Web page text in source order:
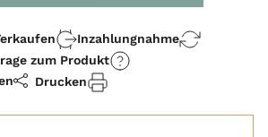
Inzahlungnahme
zum Produkt
Drucken